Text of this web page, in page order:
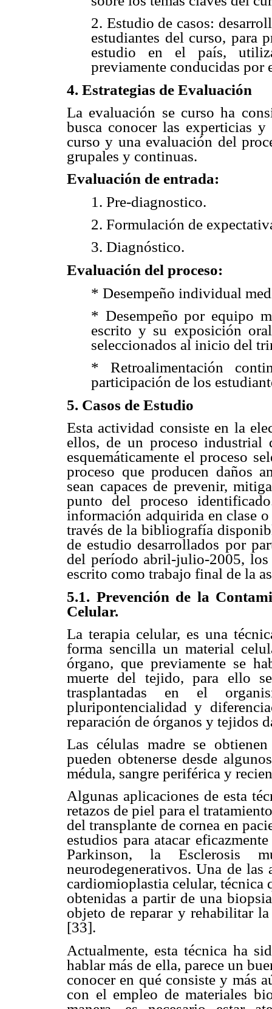
2. Estudio de casos:
estudiantes del curso, para
estudio en el país,
previamente conducidas
4. Estrategias de Evaluación
La evaluación se curso ha
busca conocer las experticias
curso y una evaluación del
grupales y continuas.
Evaluación de entrada:
1. Pre-diagnostico.
2. Formulación de
3. Diagnóstico.
Evaluación del proceso:
* Desempeño individual
* Desempeño por equipo
escrito y su exposición
seleccionados al inicio del
* Retroalimentación
participación de los
5. Casos de Estudio
Esta actividad consiste en la
ellos, de un proceso industrial
esquemáticamente el proceso
proceso que producen daños
sean capaces de prevenir,
punto del proceso
información adquirida en clase
través de la bibliografía
de estudio desarrollados por
del período abril-julio-2005, los
escrito como trabajo final de la
5.1. Prevención de la
Celular.
La terapia celular, es una
forma sencilla un material
órgano, que previamente se
muerte del tejido, para ello
trasplantadas en el
pluripontencialidad y
reparación de órganos y tejidos
Las células madre se
pueden obtenerse desde
médula, sangre periférica y
Algunas aplicaciones de esta
retazos de piel para el
del transplante de cornea en
estudios para atacar
Parkinson, la Esclerosis
neurodegenerativos. Una de las
cardiomioplastia celular, técnica
obtenidas a partir de una
objeto de reparar y rehabilitar
[33].
Actualmente, esta técnica ha
hablar más de ella, parece un
conocer en qué consiste y más
con el empleo de materiales